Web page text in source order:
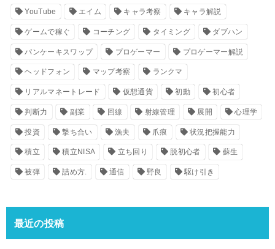
YouTube エイム キャラ考察 キャラ解説
ゲームで稼ぐ コーチング タイミング ダブハン
パンケーキスワップ プロゲーマー プロゲーマー解説
ヘッドフォン マップ考察 ランクマ
リアルマネートレード 仮想通貨 初動 初心者
判断力 副業 回線 射線管理 展開 心理学
投資 撃ち合い 漁夫 爪痕 状況把握能力
積立 積立NISA 立ち回り 脱初心者 蘇生
被弾 詰め方. 通信 野良 駆け引き
最近の投稿